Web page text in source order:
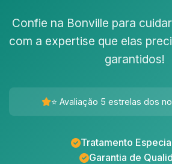
Confie na Bonville para
com a expertise que elas
garantidos!
⭐ Avaliação 5 estrelas dos
Tratamento
Garantia de